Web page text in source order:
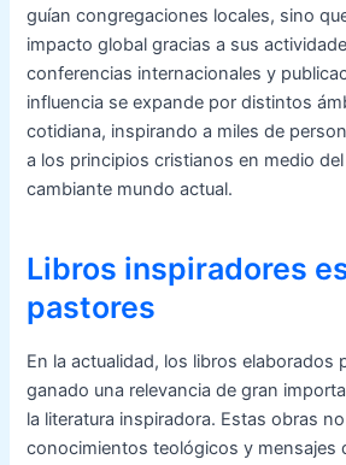
guían congregaciones locales, sino
impacto global gracias a sus
conferencias internacionales y
influencia se expande por distintos
cotidiana, inspirando a miles de
a los principios cristianos en medio
cambiante mundo actual.
Libros inspiradores
pastores
En la actualidad, los libros elaborados
ganado una relevancia de gran
la literatura inspiradora. Estas obras
conocimientos teológicos y mensajes